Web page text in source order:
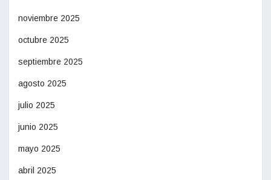
noviembre 2025
octubre 2025
septiembre 2025
agosto 2025
julio 2025
junio 2025
mayo 2025
abril 2025